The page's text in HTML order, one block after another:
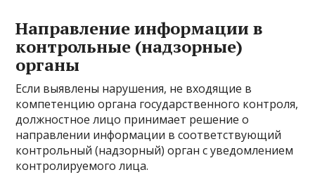
Направление информации в
контрольные (надзорные)
органы
Если выявлены нарушения, не входящие в
компетенцию органа государственного контроля,
должностное лицо принимает решение о
направлении информации в соответствующий
контрольный (надзорный) орган с уведомлением
контролируемого лица.